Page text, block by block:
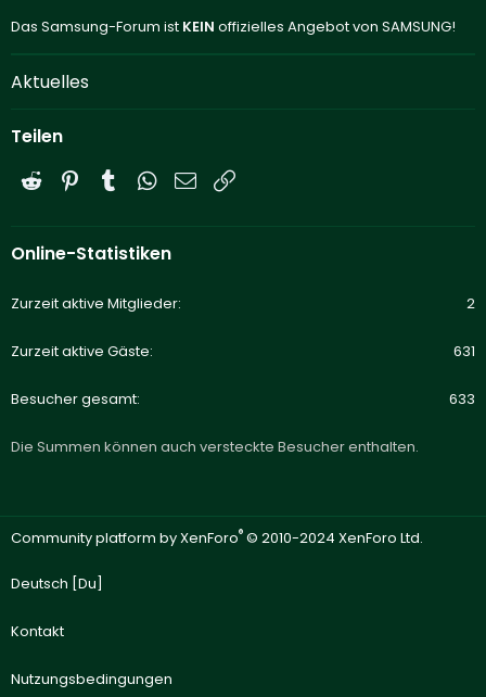
Das Samsung-Forum ist KEIN offizielles Angebot von SAMSUNG!
Aktuelles
Teilen
Reddit PinterestTumblrWhatsApp
E-Mail
Online-Statistiken
Zurzeit aktive Mitglieder 2
Zurzeit aktive Gäste 631
Besucher gesamt 633
Die Summen können auch versteckte Besucher enthalten.
Community platform by XenForo® © 2010-2024 XenForo Ltd.
Deutsch [Du]
Kontakt
Nutzungsbedingungen